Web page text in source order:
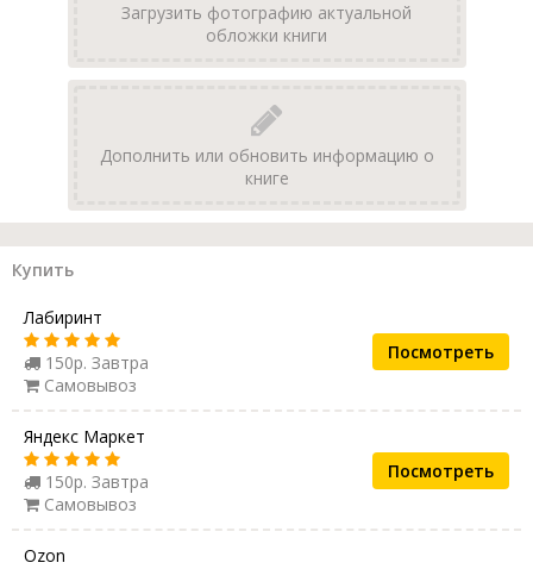
Загрузить фотографию актуальной
обложки книги
Дополнить или обновить информацию о
книге
Купить
Лабиринт
150р. Завтра
Самовывоз
Посмотреть
Яндекс Маркет
150р. Завтра
Самовывоз
Посмотреть
Ozon